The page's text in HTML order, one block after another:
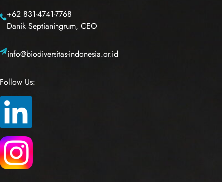
+62 831-4741-7768
Danik Septianingrum, CEO
info@biodiversitas-indonesia.or.id
Follow Us: